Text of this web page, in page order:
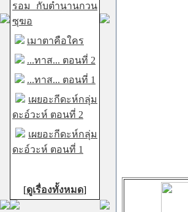
รอม กับตำนานกวน
ซุฆอ
เมาตาคือใคร
...ทาส... ตอนที่ 2
...ทาส... ตอนที่ 1
เผยอะกีดะห์กลุ่ม
ดะอ์วะห์ ตอนที่ 2
เผยอะกีดะห์กลุ่ม
ดะอ์วะห์ ตอนที่ 1
[ดูเรื่องทั้งหมด]